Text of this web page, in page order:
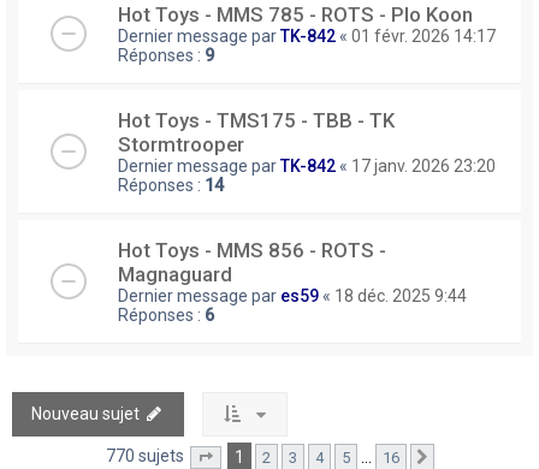
Hot Toys - MMS 785 - ROTS - Plo Koon
Dernier message parTK-842 « 01 févr. 2026 14:17
Réponses : 9
Hot Toys - TMS175 - TBB - TK
Stormtrooper
Dernier message parTK-842 « 17 janv. 2026 23:20
Réponses : 14
Hot Toys - MMS 856 - ROTS -
Magnaguard
Dernier message par es59 « 18 déc. 2025 9:44
Réponses : 6
Nouveau sujet
770 sujets Page sur16
1 2 3 4 5 … 16